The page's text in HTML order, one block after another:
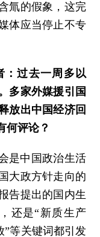
氚的假象，这完
体应当停止不专
：过去一周多以
多家外媒援引国
放出中国经济回
何评论？
是中国政治生活
大政方针走向的
告提出的国内生
还是“新质生产
”等关键词都引发